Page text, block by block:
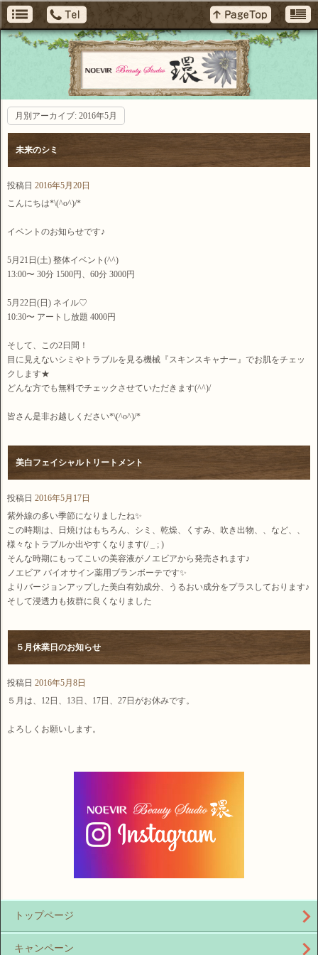
月別アーカイブ: 2016年5月
未来のシミ
投稿日 2016年5月20日
こんにちは*\(^o^)/*
イベントのお知らせです♪
5月21日(土) 整体イベント(^^)
13:00〜 30分 1500円、60分 3000円
5月22日(日) ネイル♡
10:30〜 アートし放題 4000円
そして、この2日間！
目に見えないシミやトラブルを見る機械『スキンスキャナー』でお肌をチェッ
クします★
どんな方でも無料でチェックさせていただきます(^^)/
皆さん是非お越しください*\(^o^)/*
美白フェイシャルトリートメント
投稿日 2016年5月17日
紫外線の多い季節になりましたね✨
この時期は、日焼けはもちろん、シミ、乾燥、くすみ、吹き出物、、など、、
様々なトラブルか出やすくなります(/ _ ; )
そんな時期にもってこいの美容液がノエビアから発売されます♪
ノエビア バイオサイン薬用ブランボーテです✨
よりバージョンアップした美白有効成分、うるおい成分をプラスしております♪
そして浸透力も抜群に良くなりました
５月休業日のお知らせ
投稿日 2016年5月8日
５月は、12日、13日、17日、27日がお休みです。
よろしくお願いします。
トップページ
キャンペーン